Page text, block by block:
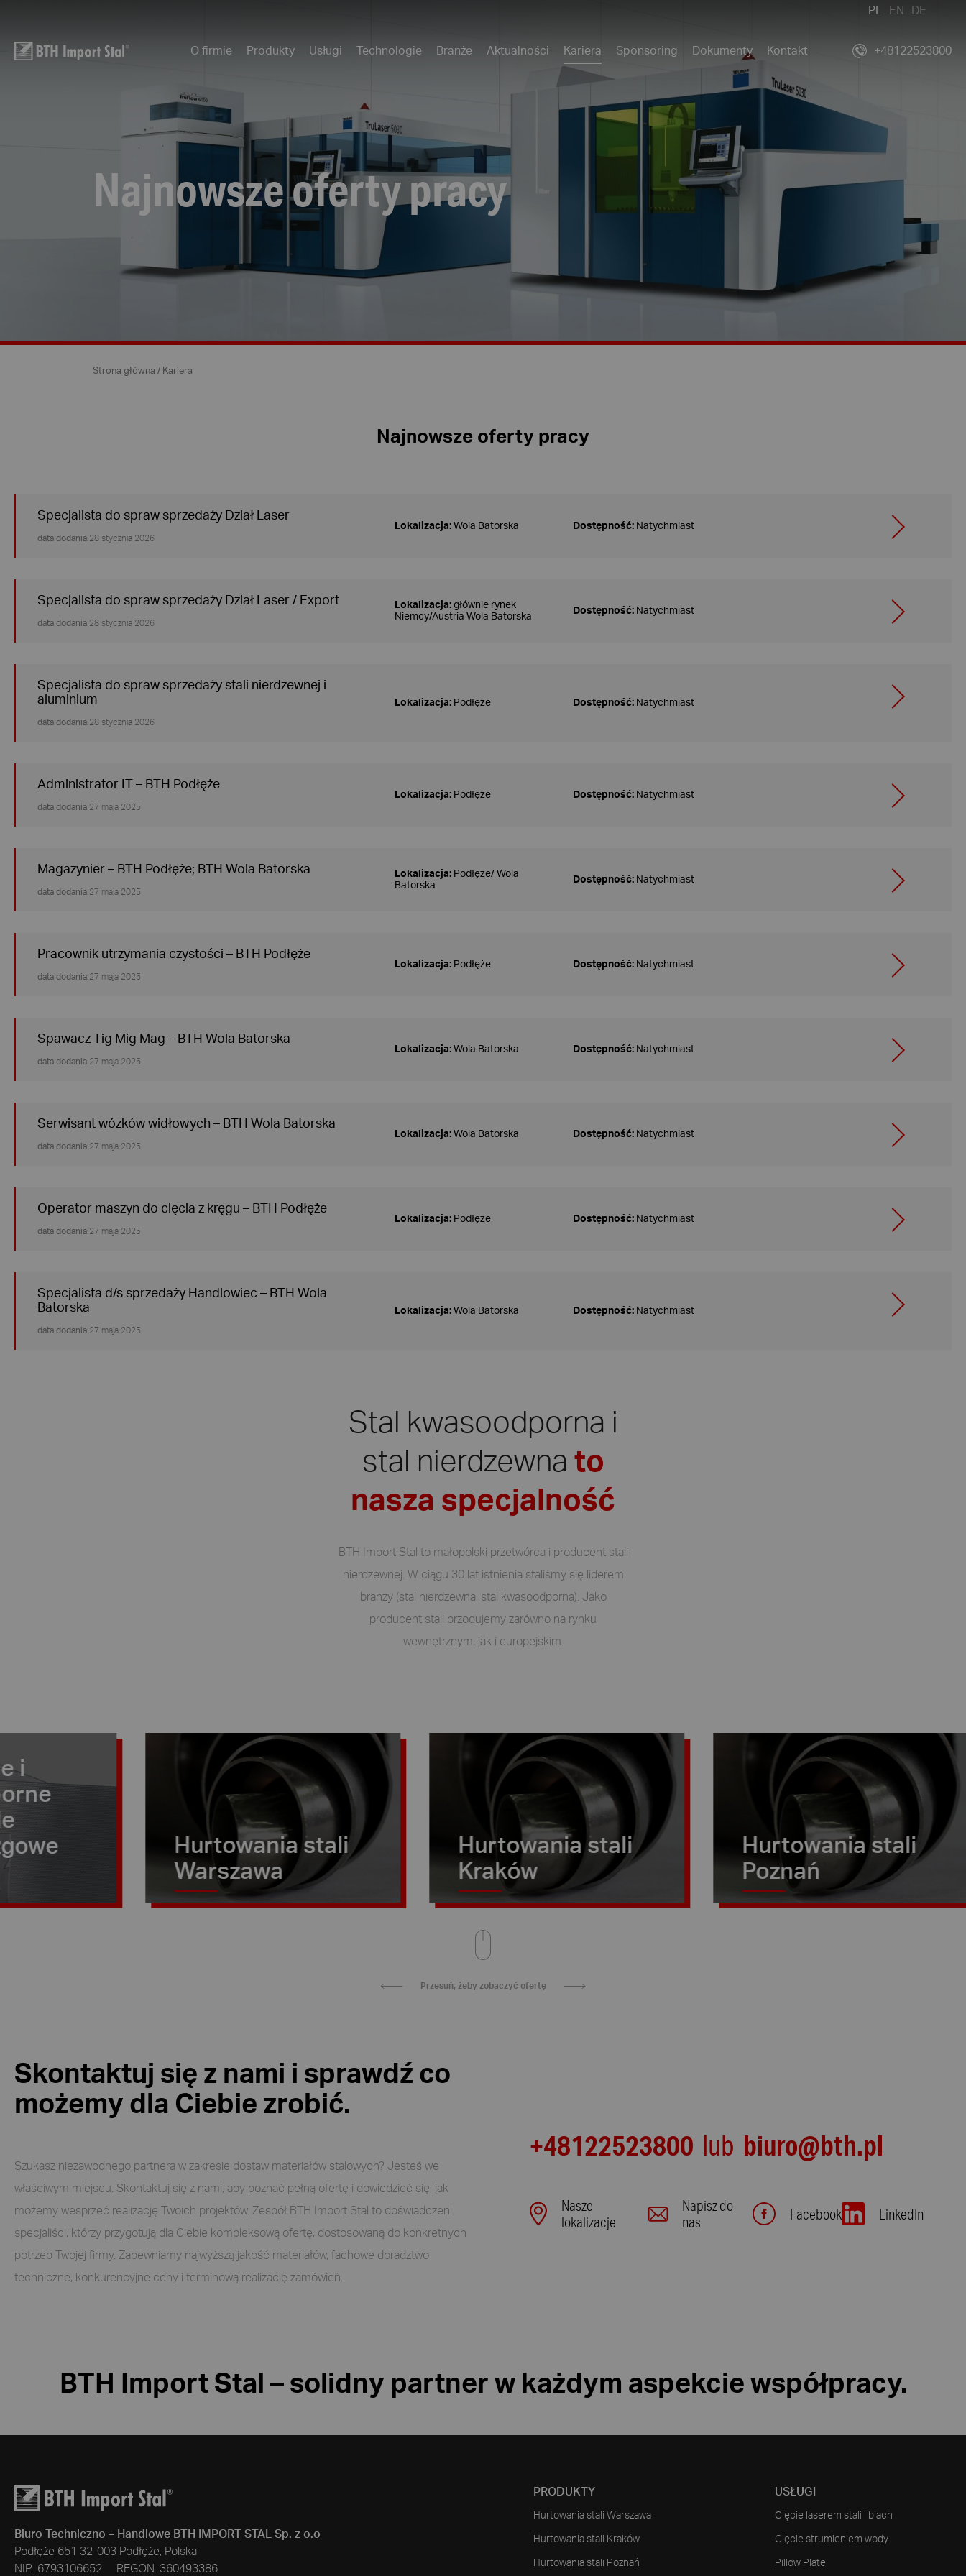
O firmie Produkty Usługi Technologie Branże Aktualności Kariera Sponsoring Dokumenty Kontakt
PL EN DE
+48122523800
Najnowsze oferty pracy
Strona główna / Kariera
Najnowsze oferty pracy
Specjalista do spraw sprzedaży Dział Laser
data dodania:28 stycznia 2026
Lokalizacja: Wola Batorska Dostępność: Natychmiast
Specjalista do spraw sprzedaży Dział Laser / Export
data dodania:28 stycznia 2026
Lokalizacja: głównie rynek
Niemcy/Austria Wola Batorska
Dostępność: Natychmiast
Specjalista do spraw sprzedaży stali nierdzewnej i
aluminium
data dodania:28 stycznia 2026
Lokalizacja: Podłęże Dostępność: Natychmiast
Administrator IT – BTH Podłęże
data dodania:27 maja 2025
Lokalizacja: Podłęże Dostępność: Natychmiast
Magazynier – BTH Podłęże; BTH Wola Batorska
data dodania:27 maja 2025
Lokalizacja: Podłęże/ Wola
Batorska
Dostępność: Natychmiast
Pracownik utrzymania czystości – BTH Podłęże
data dodania:27 maja 2025
Lokalizacja: Podłęże Dostępność: Natychmiast
Spawacz Tig Mig Mag – BTH Wola Batorska
data dodania:27 maja 2025
Lokalizacja: Wola Batorska Dostępność: Natychmiast
Serwisant wózków widłowych – BTH Wola Batorska
data dodania:27 maja 2025
Lokalizacja: Wola Batorska Dostępność: Natychmiast
Operator maszyn do cięcia z kręgu – BTH Podłęże
data dodania:27 maja 2025
Lokalizacja: Podłęże Dostępność: Natychmiast
Specjalista d/s sprzedaży Handlowiec – BTH Wola
Batorska
data dodania:27 maja 2025
Lokalizacja: Wola Batorska Dostępność: Natychmiast
Stal kwasoodporna i
stal nierdzewna to
nasza specjalność
BTH Import Stal to małopolski przetwórca i producent stali
nierdzewnej. W ciągu 30 lat istnienia staliśmy się liderem
branży (stal nierdzewna, stal kwasoodporna). Jako
producent stali przodujemy zarówno na rynku
wewnętrznym, jak i europejskim.
Hurtowania stali
Warszawa
Hurtowania stali
Kraków
Hurtowania stali
Poznań
Przesuń, żeby zobaczyć ofertę
Skontaktuj się z nami i sprawdź co
możemy dla Ciebie zrobić.
Szukasz niezawodnego partnera w zakresie dostaw materiałów stalowych? Jesteś we
właściwym miejscu. Skontaktuj się z nami, aby poznać pełną ofertę i dowiedzieć się, jak
możemy wesprzeć realizację Twoich projektów. Zespół BTH Import Stal to doświadczeni
specjaliści, którzy przygotują dla Ciebie kompleksową ofertę, dostosowaną do konkretnych
potrzeb Twojej firmy. Zapewniamy najwyższą jakość materiałów, fachowe doradztwo
techniczne, konkurencyjne ceny i terminową realizację zamówień.
+48122523800 lub biuro@bth.pl
Nasze
lokalizacje
Napisz do
nas
Facebook LinkedIn
BTH Import Stal – solidny partner w każdym aspekcie współpracy.
Biuro Techniczno – Handlowe BTH IMPORT STAL Sp. z o.o
Podłęże 651 32-003 Podłęże, Polska
NIP: 6793106652 REGON: 360493386
PRODUKTY
Hurtowania stali Warszawa
Hurtowania stali Kraków
Hurtowania stali Poznań
USŁUGI
Cięcie laserem stali i blach
Cięcie strumieniem wody
Pillow Plate